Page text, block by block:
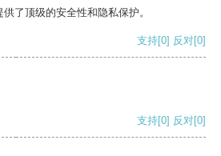
了顶级的安全性和隐私保护。
支持[0] 反对[0]
支持[0] 反对[0]